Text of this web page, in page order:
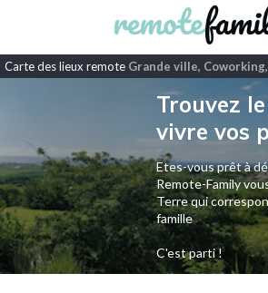
Carte des lieux remote Grande ville,
Trouvez
vivre vos
Etes-vous prêt à
Remote-Family
Terre qui
famille
C'est parti !